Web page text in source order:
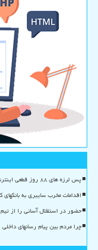
پس لرزه های ۸۸ روز قطعی اینترنت
اقدامات مخرب سایبری به
حضور در استقلال آسانی را از
چرا مردم بین پیام رسانهای